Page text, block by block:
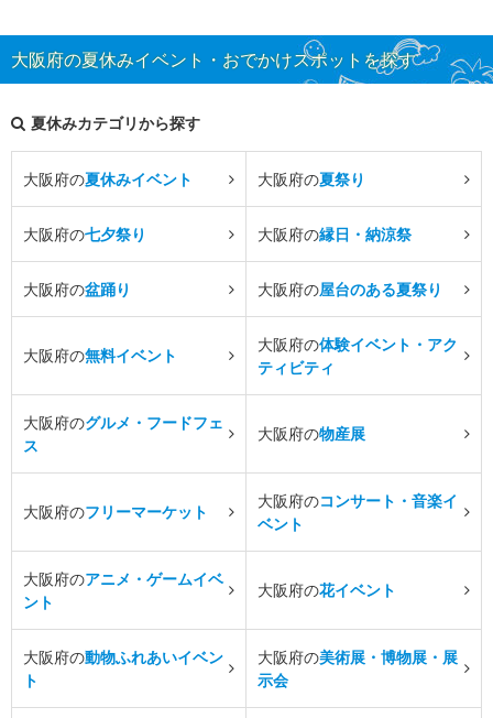
大阪府の夏休みイベント・おでかけスポットを探す
夏休みカテゴリから探す
大阪府の夏休みイベント 大阪府の夏祭り
大阪府の七夕祭り 大阪府の縁日・納涼祭
大阪府の盆踊り 大阪府の屋台のある夏祭り
大阪府の無料イベント
大阪府の体験イベント・アク
ティビティ
大阪府のグルメ・フードフェ
ス
大阪府の物産展
大阪府のフリーマーケット
大阪府のコンサート・音楽イ
ベント
大阪府のアニメ・ゲームイベ
ント
大阪府の花イベント
大阪府の動物ふれあいイベン
ト
大阪府の美術展・博物展・展
示会